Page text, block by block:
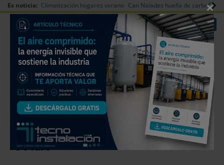
Es noticia: Climatización hogares verano Can Naiades huella de carbono
Redes Sociales Es noticia Login empresas Registro
Roof Top KUBIC HE de Hitecsa
en el Centro Cívico El Bercial,
Getafe
×